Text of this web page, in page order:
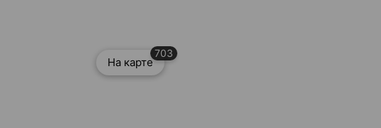
На карте
703